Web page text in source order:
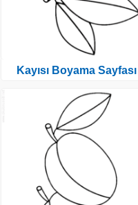
Kayısı Boyama Sayfası